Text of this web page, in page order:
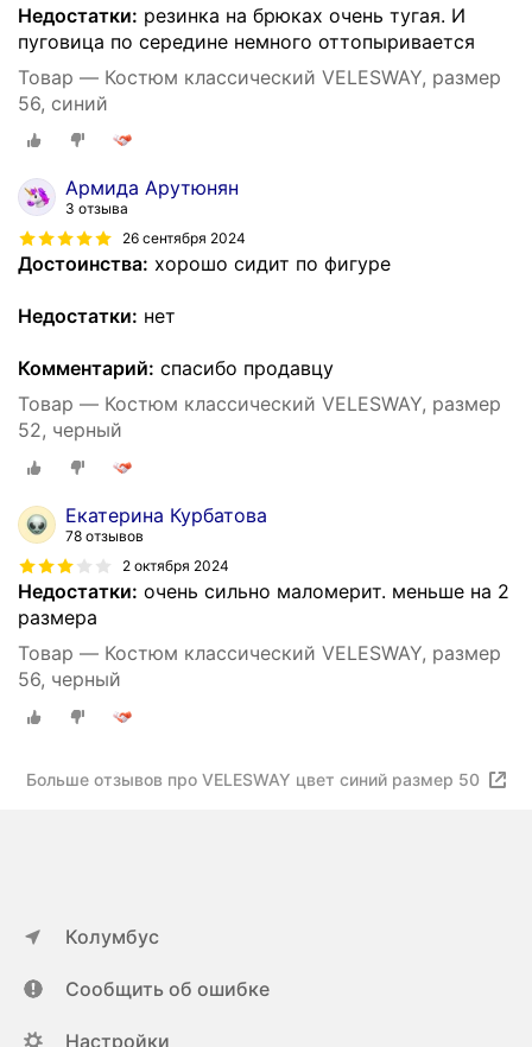
Недостатки: резинка на брюках очень тугая. И
пуговица по середине немного оттопыривается
Товар — Костюм классический VELESWAY, размер
56, синий
Армида Арутюнян
3 отзыва
26 сентября 2024
Достоинства: хорошо сидит по фигуре
Недостатки: нет
Комментарий: спасибо продавцу
Товар — Костюм классический VELESWAY, размер
52, черный
Екатерина Курбатова
78 отзывов
2 октября 2024
Недостатки: очень сильно маломерит. меньше на 2
размера
Товар — Костюм классический VELESWAY, размер
56, черный
Больше отзывов про VELESWAY цвет синий размер 50
Колумбус
Сообщить об ошибке
Настройки